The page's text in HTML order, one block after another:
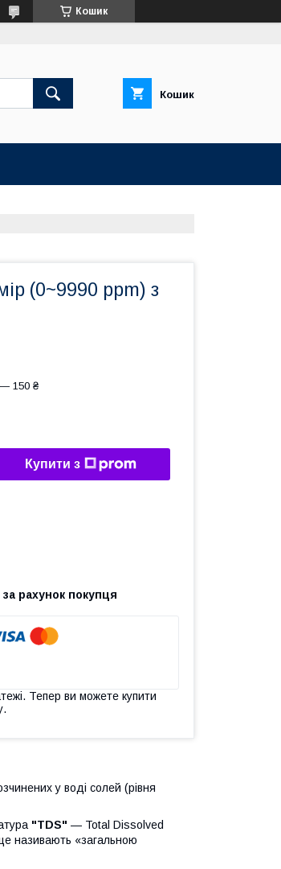
Кошик
Кошик
(0~9990 ppm) з
— 150 ₴
Купити з
за рахунок покупця
Тепер ви можете купити
у воді солей (рівня
"TDS" — Total Dissolved
називають «загальною